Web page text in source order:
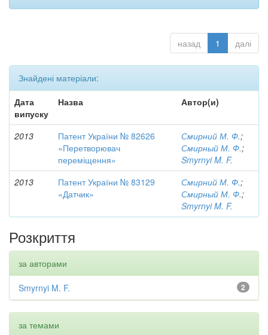
назад 1 далі
Знайдені матеріали:
Дата
випуску
Назва Автор(и)
2013
Патент України № 82626
«Перетворювач
переміщення»
Смирний М. Ф.;
Смирный М. Ф.;
Smyrnyi M. F.
2013
Патент України № 83129
«Датчик»
Смирний М. Ф.;
Смирный М. Ф.;
Smyrnyi M. F.
Розкриття
за авторами
2
Smyrnyi M. F.
за темами